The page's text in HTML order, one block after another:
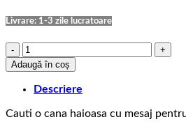
Livrare: 1-3 zile lucratoare
Cantitate
Cana
Pescari
The
Adaugă în coș
Descriere
Cauti o cana haioasa cu mesaj